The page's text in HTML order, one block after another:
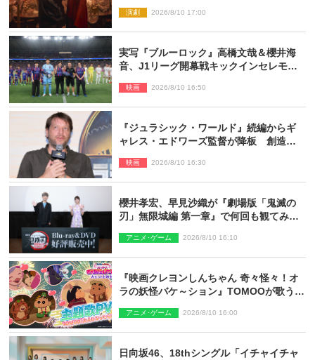
演劇 2026/8/10 17:00
実写『ブルーロック』高橋文哉＆櫻井海
音、J1リーグ開幕戦キックインセレモニ
映画 2026/8/10 16:50
『ジュラシック・ワールド』続編からギ
ャレス・エドワーズ監督が降板 創造性
映画 2026/8/10 16:30
櫻井孝宏、早見沙織が『劇場版「鬼滅の
刃」無限城編 第一章』で何回も観てみた
アニメ･ゲーム 2026/8/10 16:10
『映画クレヨンしんちゃん 奇々怪々！オ
ラの妖怪バケ～ション』TOMOOが歌う主
アニメ･ゲーム 2026/8/10 16:00
日向坂46、18thシングル「イチャイチャ